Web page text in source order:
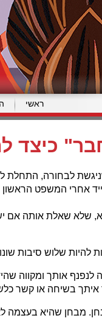
ראשי
כיצד
לבחורה, התחלת
מייד אחרי המשפט
שלא שאלת אותה אם
להיות שלוש סיבות
לנפנף אותך ומקווה
בשיחה או קשר
מבחן שהיא בעצמה